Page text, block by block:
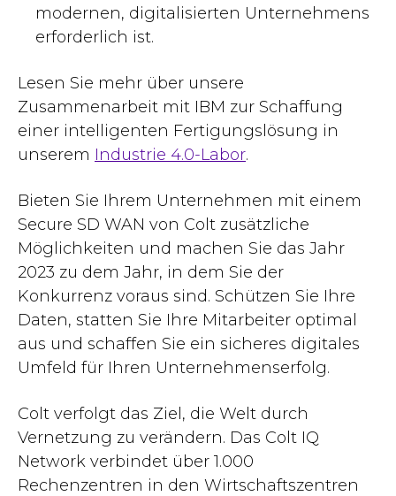
modernen, digitalisierten Unternehmens
erforderlich ist.
Lesen Sie mehr über unsere
Zusammenarbeit mit IBM zur Schaffung
einer intelligenten Fertigungslösung in
unserem Industrie 4.0-Labor.
Bieten Sie Ihrem Unternehmen mit einem
Secure SD WAN von Colt zusätzliche
Möglichkeiten und machen Sie das Jahr
2023 zu dem Jahr, in dem Sie der
Konkurrenz voraus sind. Schützen Sie Ihre
Daten, statten Sie Ihre Mitarbeiter optimal
aus und schaffen Sie ein sicheres digitales
Umfeld für Ihren Unternehmenserfolg.
Colt verfolgt das Ziel, die Welt durch
Vernetzung zu verändern. Das Colt IQ
Network verbindet über 1.000
Rechenzentren in den Wirtschaftszentren